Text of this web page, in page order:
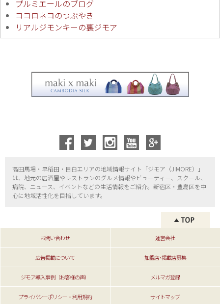
プルミエールのブログ
ココロネコのつぶやき
リアルジモンキーの裏ジモア
高田馬場・早稲田・目白エリアの地域情報サイト「ジモア（JIMORE）」
は、地元の居酒屋やレストランのグルメ情報やビューティー、
スクール、
病院、ニュース、イベントなどの生活情報をご紹介。新宿区・ 豊島区を中
心に地域活性化を目指しています。
お問い合わせ 運営会社
広告掲載について 加盟店･掲載店募集
ジモア導入事例（お客様の声） メルマガ登録
プライバシーポリシー・利用規約 サイトマップ